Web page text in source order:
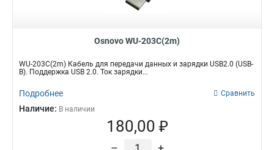
Osnovo WU-203C(2m)
WU-203C(2m) Кабель для передачи данных и зарядки USB2.0 (USB-
B). Поддержка USB 2.0. Ток зарядки...
Подробнее Сравнить
Наличие: В наличии
180,00 ₽